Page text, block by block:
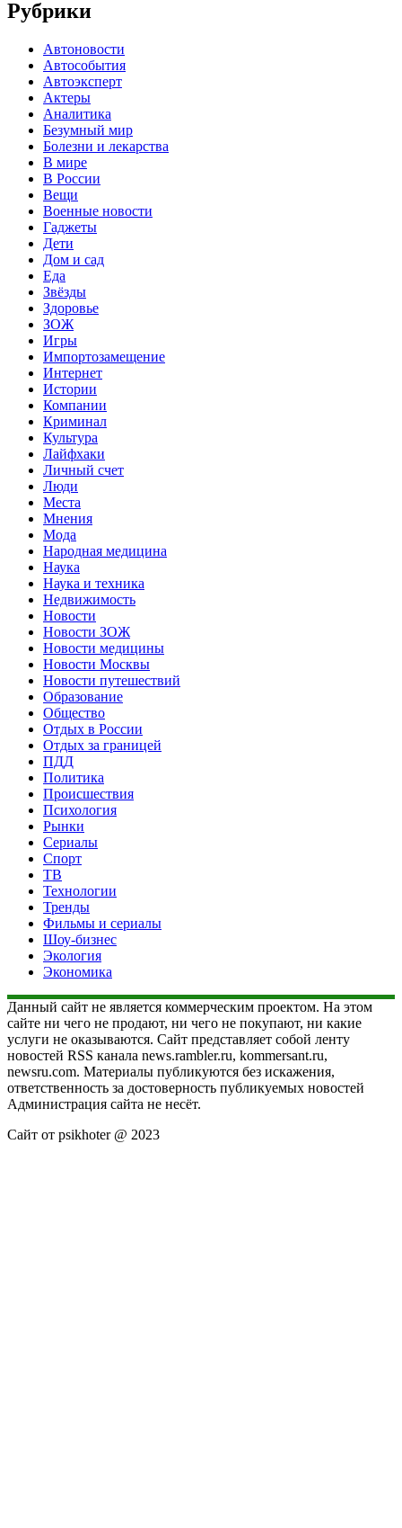
Рубрики
Автоновости
Автособытия
Автоэксперт
Актеры
Аналитика
Безумный мир
Болезни и лекарства
В мире
В России
Вещи
Военные новости
Гаджеты
Дети
Дом и сад
Еда
Звёзды
Здоровье
ЗОЖ
Игры
Импортозамещение
Интернет
Истории
Компании
Криминал
Культура
Лайфхаки
Личный счет
Люди
Места
Мнения
Мода
Народная медицина
Наука
Наука и техника
Недвижимость
Новости
Новости ЗОЖ
Новости медицины
Новости Москвы
Новости путешествий
Образование
Общество
Отдых в России
Отдых за границей
ПДД
Политика
Происшествия
Психология
Рынки
Сериалы
Спорт
ТВ
Технологии
Тренды
Фильмы и сериалы
Шоу-бизнес
Экология
Экономика
Данный сайт не является коммерческим проектом. На этом
сайте ни чего не продают, ни чего не покупают, ни какие
услуги не оказываются. Сайт представляет собой ленту
новостей RSS канала news.rambler.ru, kommersant.ru,
newsru.com. Материалы публикуются без искажения,
ответственность за достоверность публикуемых новостей
Администрация сайта не несёт.
Сайт от psikhoter @ 2023